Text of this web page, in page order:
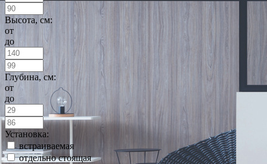
Высота, см:
от
до
Глубина, см:
от
до
Установка:
встраиваемая
отдельно стоящая